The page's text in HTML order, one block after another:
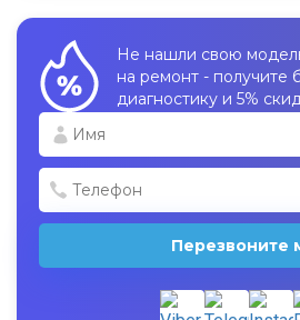
Не нашли свою
на ремонт - получите
диагностику и 5%
Перезвоните